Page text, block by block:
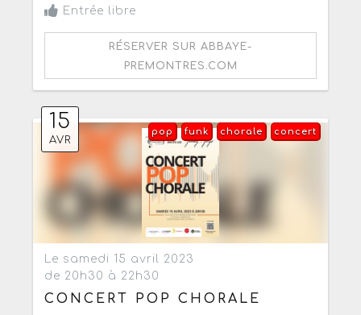
Entrée libre
RÉSERVER SUR ABBAYE-
PREMONTRES.COM
15
AVR
concert
chorale
funk
pop
Le samedi 15 avril 2023
de 20h30 à 22h30
CONCERT POP CHORALE